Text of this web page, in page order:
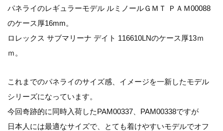
パネライのレギュラーモデル ルミノールＧＭＴ ＰＡＭ00088
のケース厚16mm。
ロレックス サブマリーナ デイト 116610LNのケース厚13ｍ
ｍ。
これまでのパネライのサイズ感、イメージを一新したモデル
シリーズになっています。
今回奇跡的に同時入荷したPAM00337、PAM00338ですが
日本人には最適なサイズで、とても着けやすいモデルでオフ